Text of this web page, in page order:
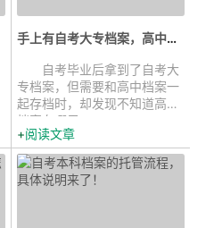
手上有自考大专档案，高中档案不知...
自考毕业后拿到了自考大
专档案，但需要和高中档案一
起存档时，却发现不知道高中
档案在哪里。...
阅读文章